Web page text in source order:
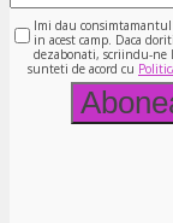
Imi dau
in acest camp. Daca
dezabonati, scriindu-ne
sunteti de acord cu